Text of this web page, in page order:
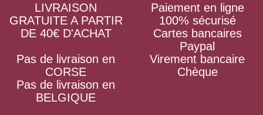
LIVRAISON
GRATUITE A PARTIR
DE 40€ D'ACHAT
Pas de livraison en
CORSE
Pas de livraison en
BELGIQUE
Paiement en ligne
100% sécurisé
Cartes bancaires
Paypal
Virement bancaire
Chèque